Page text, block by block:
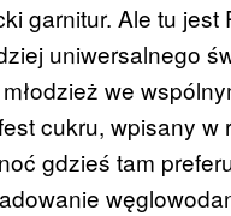
garnitur. Ale tu jest
uniwersalnego
we
cukru, wpisany
gdzieś tam